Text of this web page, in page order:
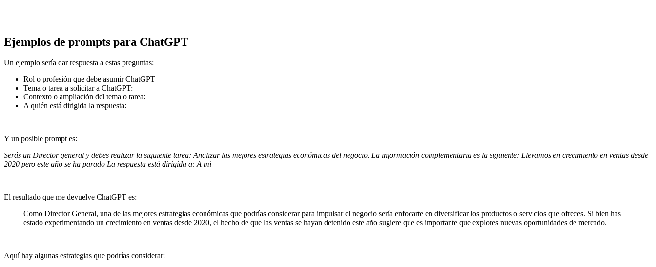
Ejemplos de prompts para ChatGPT
Un ejemplo sería dar respuesta a estas preguntas:
Rol o profesión que debe asumir ChatGPT
Tema o tarea a solicitar a ChatGPT:
Contexto o ampliación del tema o tarea:
A quién está dirigida la respuesta:
Y un posible prompt es:
Serás un Director general y debes realizar la siguiente tarea: Analizar las mejores estrategias económicas del negocio. La información complementaria es la siguiente: Llevamos en crecimiento en ventas desde
2020 pero este año se ha parado La respuesta está dirigida a: A mi
El resultado que me devuelve ChatGPT es:
Como Director General, una de las mejores estrategias económicas que podrías considerar para impulsar el negocio sería enfocarte en diversificar los productos o servicios que ofreces. Si bien has
estado experimentando un crecimiento en ventas desde 2020, el hecho de que las ventas se hayan detenido este año sugiere que es importante que explores nuevas oportunidades de mercado.
Aquí hay algunas estrategias que podrías considerar: